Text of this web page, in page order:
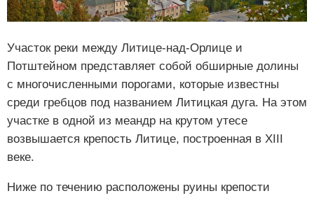
Участок реки между Литице-над-Орлице и
Потштейном представляет собой обширные долины
с многочисленными порогами, которые известны
среди гребцов под названием Литицкая дуга. На этом
участке в одной из меандр на крутом утесе
возвышается крепость Литице, построенная в XIII
веке.
Ниже по течению расположены руины крепости